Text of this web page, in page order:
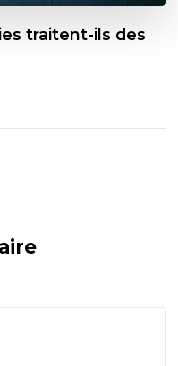
traitent-ils des